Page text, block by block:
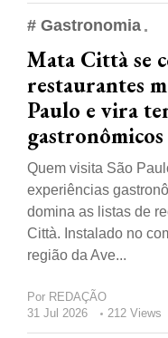
# Gastronomia
Mata Città se
restaurantes
Paulo e vira
gastronômicos
Quem visita São
experiências
domina as listas de
Città. Instalado no
região da Ave...
Por REDAÇÃO
31 Jul 2026
212 Views